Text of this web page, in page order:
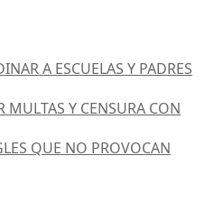
A ESCUELAS Y PADRES
MULTAS Y CENSURA CON
QUE NO PROVOCAN